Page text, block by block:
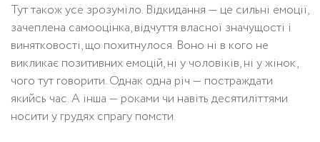
Тут також усе зрозуміло. Відкидання — це сильні емоції,
зачеплена самооцінка, відчуття власної значущості і
винятковості, що похитнулося. Воно ні в кого не
викликає позитивних емоцій, ні у чоловіків, ні у жінок,
чого тут говорити. Однак одна річ — постраждати
якийсь час. А інша — роками чи навіть десятиліттями
носити у грудях спрагу помсти.